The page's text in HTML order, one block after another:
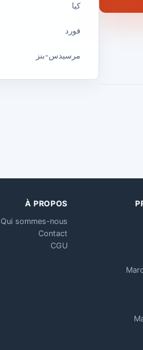
كيا
فورد
مرسيدس-بنز
À PROPOS
Qui sommes-nous ?
Contact
CGU